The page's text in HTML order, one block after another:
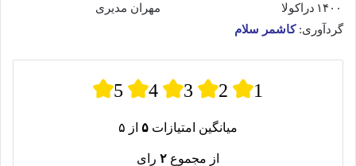
۱۴۰۰ دراکولا
مهران مدیری
گردآوری:کاشمر سلام
5 4 3 2 1
میانگین امتیازات ۵ از ۵
از مجموع ۲ رای